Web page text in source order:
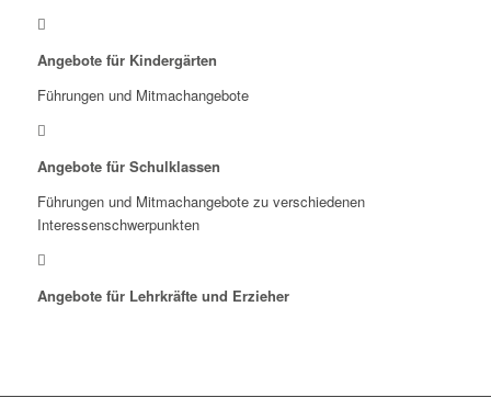
Angebote für Kindergärten
Führungen und Mitmachangebote
Angebote für Schulklassen
Führungen und Mitmachangebote zu verschiedenen
Interessenschwerpunkten
Angebote für Lehrkräfte und Erzieher